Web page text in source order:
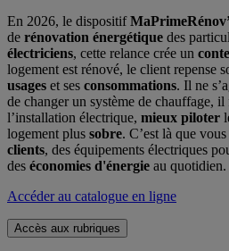
En 2026, le dispositifMaPrimeRénov’
de rénovation énergétique des
électriciens, cette relance crée un
logement est rénové, le client repense
usages et ses consommations. Il ne
de changer un système de chauffage, il
l’installation électrique, mieux piloter
logement plus sobre. C’est là que
clients, des équipements électriques
des économies d'énergie au quotidien.
Accéder au catalogue en ligne
Accès aux rubriques